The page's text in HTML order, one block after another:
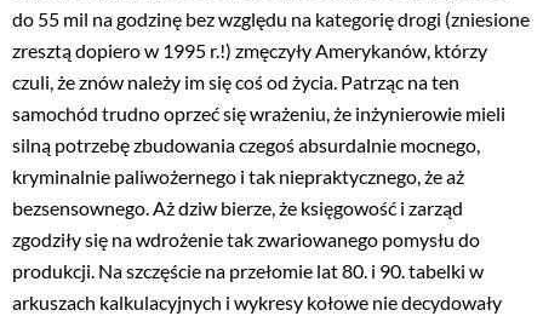
do 55 mil na godzinę bez względu na kategorię drogi (zniesione
zresztą dopiero w 1995 r.!) zmęczyły Amerykanów, którzy
czuli, że znów należy im się coś od życia. Patrząc na ten
samochód trudno oprzeć się wrażeniu, że inżynierowie mieli
silną potrzebę zbudowania czegoś absurdalnie mocnego,
kryminalnie paliwożernego i tak niepraktycznego, że aż
bezsensownego. Aż dziw bierze, że księgowość i zarząd
zgodziły się na wdrożenie tak zwariowanego pomysłu do
produkcji. Na szczęście na przełomie lat 80. i 90. tabelki w
arkuszach kalkulacyjnych i wykresy kołowe nie decydowały